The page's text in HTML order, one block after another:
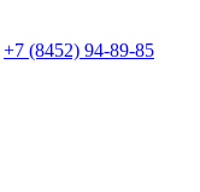
+7 (8452) 94-89-85